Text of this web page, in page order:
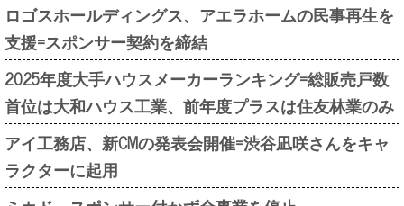
ロゴスホールディングス、アエラホームの民事再生を
支援=スポンサー契約を締結
2025年度大手ハウスメーカーランキング=総販売戸数
首位は大和ハウス工業、前年度プラスは住友林業のみ
アイ工務店、新CMの発表会開催=渋谷凪咲さんをキャ
ラクターに起用